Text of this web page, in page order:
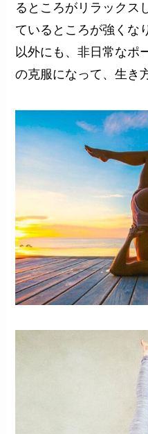
るところがリラックス
ているところが強くな
以外にも、非日常なポ
の克服になって、生き